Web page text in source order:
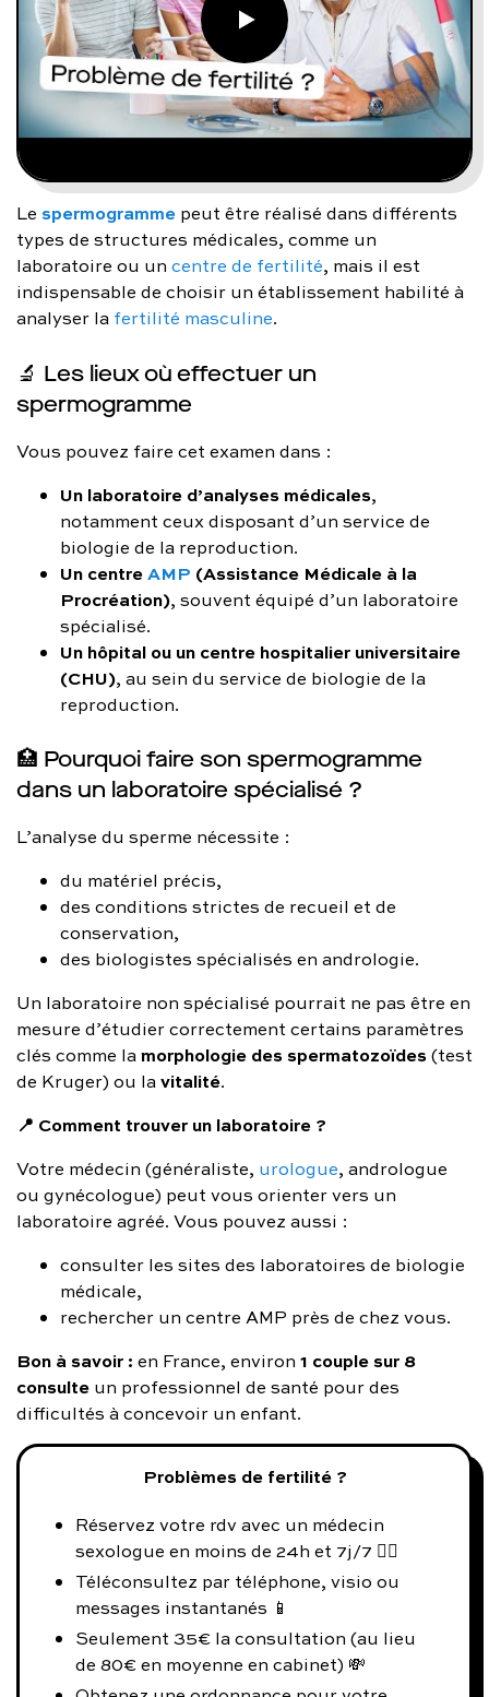
Le spermogramme peut être réalisé dans différents
types de structures médicales, comme un
laboratoire ou un centre de fertilité, mais il est
indispensable de choisir un établissement habilité à
analyser la fertilité masculine.
🔬 Les lieux où effectuer un
spermogramme
Vous pouvez faire cet examen dans :
Un laboratoire d’analyses médicales,
notamment ceux disposant d’un service de
biologie de la reproduction.
Un centreAMP (Assistance Médicale à la
Procréation), souvent équipé d’un laboratoire
spécialisé.
Un hôpital ou un centre hospitalier universitaire
(CHU), au sein du service de biologie de la
reproduction.
🏥 Pourquoi faire son spermogramme
dans un laboratoire spécialisé ?
L’analyse du sperme nécessite :
du matériel précis,
des conditions strictes de recueil et de
conservation,
des biologistes spécialisés en andrologie.
Un laboratoire non spécialisé pourrait ne pas être en
mesure d’étudier correctement certains paramètres
clés comme lamorphologie des spermatozoïdes(test
de Kruger) ou lavitalité.
📍 Comment trouver un laboratoire ?
Votre médecin (généraliste, urologue, andrologue
ou gynécologue) peut vous orienter vers un
laboratoire agréé. Vous pouvez aussi :
consulter les sites des laboratoires de biologie
médicale,
rechercher un centre AMP près de chez vous.
Bon à savoir : en France, environ 1 couple sur 8
consulte un professionnel de santé pour des
difficultés à concevoir un enfant.
Problèmes de fertilité ?
Réservez votre rdv avec un médecin
sexologue en moins de 24h et 7j/7 👨‍⚕️
Téléconsultez par téléphone, visio ou
messages instantanés 📱
Seulement 35€ la consultation (au lieu
de 80€ en moyenne en cabinet) 💸